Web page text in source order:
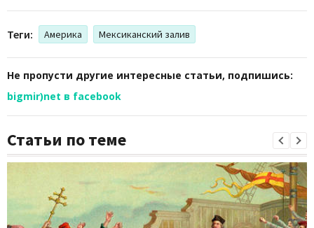
Теги: Америка Мексиканский залив
Не пропусти другие интересные статьи, подпишись:
bigmir)net в facebook
Статьи по теме